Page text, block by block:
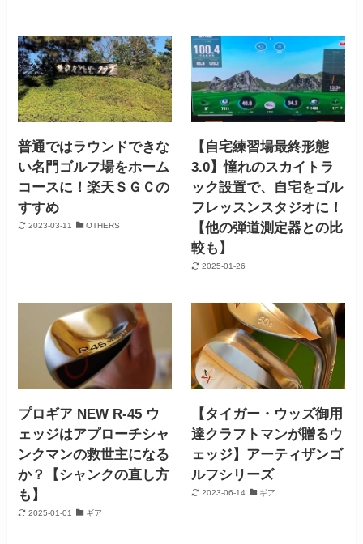
普通ではラウンドできな
い名門ゴルフ場をホーム
コースに！楽天ＳＧＣの
すすめ
2023-03-11 OTHERS
【自宅練習場最終形態
3.0】憧れのスカイトラ
ック設置で、自宅をゴル
フレッスンスタジオに！
【他の弾道測定器との比
較も】
2025-01-26
プロギア NEW R-45 ウ
ェッジはアプローチシャ
ンクマンの救世主になる
か？【シャンクの直し方
も】
2025-01-01 ギア
【タイガー・ウッズ御用
達クラフトマンが贈るウ
ェッジ】アーティザンゴ
ルフシリーズ
2023-06-14 ギア